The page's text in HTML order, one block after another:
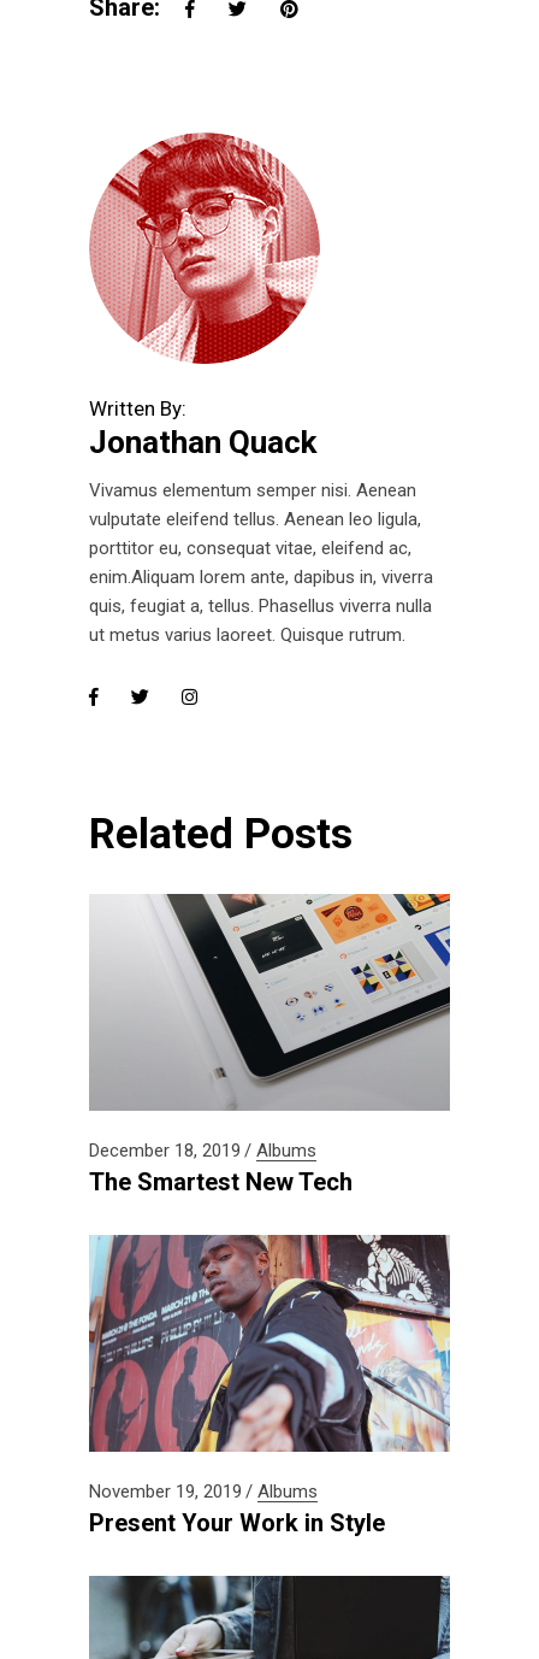
Share:
Written By:
Jonathan Quack
Vivamus elementum semper nisi. Aenean
vulputate eleifend tellus. Aenean leo ligula,
porttitor eu, consequat vitae, eleifend ac,
enim.Aliquam lorem ante, dapibus in, viverra
quis, feugiat a, tellus. Phasellus viverra nulla
ut metus varius laoreet. Quisque rutrum.
Related Posts
December 18, 2019 Albums
The Smartest New Tech
November 19, 2019 Albums
Present Your Work in Style